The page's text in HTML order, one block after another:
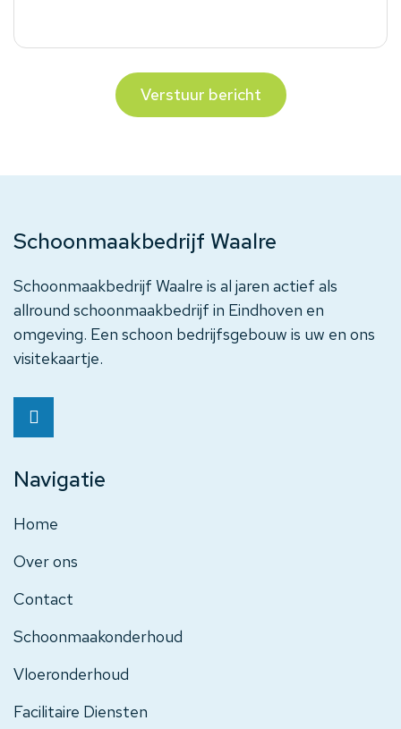
Verstuur bericht
Schoonmaakbedrijf Waalre
Schoonmaakbedrijf Waalre is al jaren actief als
allround schoonmaakbedrijf in Eindhoven en
omgeving. Een schoon bedrijfsgebouw is uw en ons
visitekaartje.
Navigatie
Home
Over ons
Contact
Schoonmaakonderhoud
Vloeronderhoud
Facilitaire Diensten